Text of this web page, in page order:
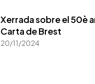
Xerrada sobre el 50è
Carta de Brest
20/11/2024